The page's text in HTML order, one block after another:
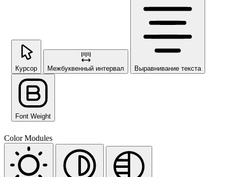
Курсор Межбуквенный интервал Выравнивание текста
Font Weight
Color Modules